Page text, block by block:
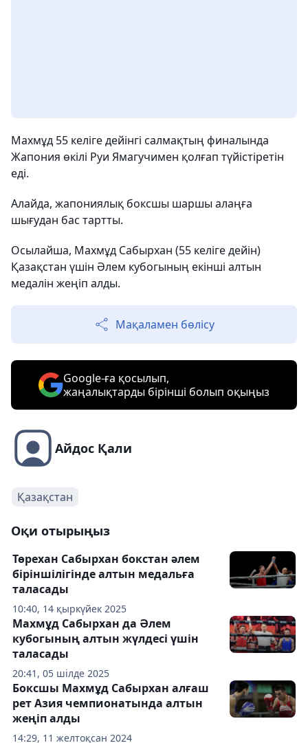
Махмұд 55 келіге дейінгі салмақтың финалында
Жапония өкілі Руи Ямагучимен қолғап түйістіретін
еді.
Алайда, жапониялық боксшы шаршы алаңға
шығудан бас тартты.
Осылайша, Махмұд Сабырхан (55 келіге дейін)
Қазақстан үшін Әлем кубогының екінші алтын
медалін жеңіп алды.
Мақаламен бөлісу
Google-ға қосылып,
жаңалықтарды бірінші болып оқыңыз
Айдос Қали
Қазақстан
Оқи отырыңыз
10:40, 14 қыркүйек 2025
Төрехан Сабырхан бокстан әлем
біріншілігінде алтын медальға
таласады
20:41, 05 шілде 2025
Махмұд Сабырхан да Әлем
кубогының алтын жүлдесі үшін
таласады
14:29, 11 желтоқсан 2024
Боксшы Махмұд Сабырхан алғаш
рет Азия чемпионатында алтын
жеңіп алды